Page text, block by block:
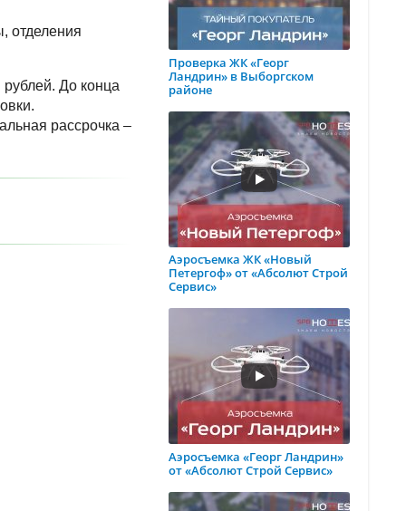
отделения
До конца
рассрочка –
Проверка ЖК «Георг
Ландрин» в Выборгском
районе
Аэросъемка ЖК «Новый
Петергоф» от «Абсолют Строй
Сервис»
Аэросъемка «Георг Ландрин»
от «Абсолют Строй Сервис»